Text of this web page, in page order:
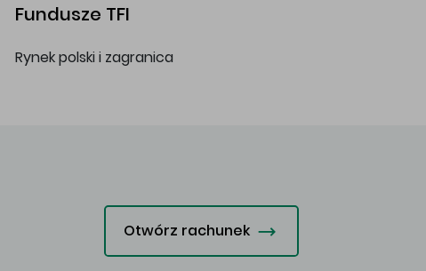
Fundusze TFI
Rynek polski i zagranica
Otwórz rachunek